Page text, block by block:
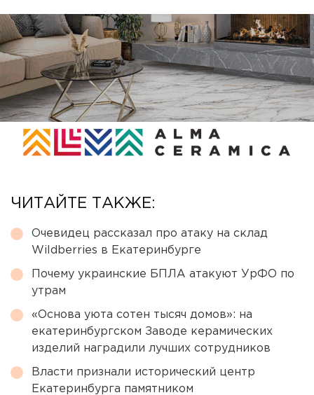
ЧИТАЙТЕ ТАКЖЕ:
Очевидец рассказал про атаку на склад
Wildberries в Екатеринбурге
Почему украинские БПЛА атакуют УрФО по
утрам
«Основа уюта сотен тысяч домов»: на
екатеринбургском Заводе керамических
изделий наградили лучших сотрудников
Власти признали исторический центр
Екатеринбурга памятником